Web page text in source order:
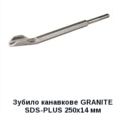
Зубило канавкове GRANITE
SDS-PLUS 250х14 мм